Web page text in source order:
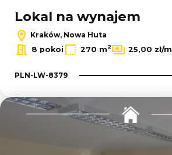
Lokal na wynajem
Kraków, Nowa Huta
8 pokoi
270 m2 25,00 zł/m
PLN-LW-8379